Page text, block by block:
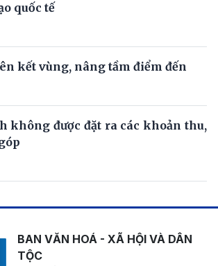
quốc tế
kết vùng, nâng tầm điểm đến
không được đặt ra các khoản thu,
BAN VĂN HOÁ - XÃ HỘI VÀ DÂN
TỘC